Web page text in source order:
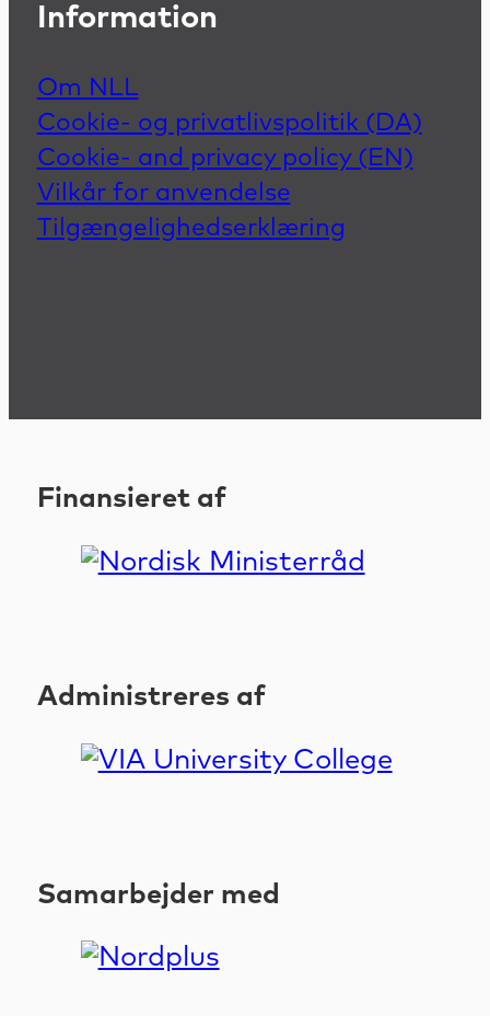
Information
Om NLL
Cookie- og privatlivspolitik (DA)
Cookie- and privacy policy (EN)
Vilkår for anvendelse
Tilgængelighedserklæring
Finansieret af
Administreres af
Samarbejder med